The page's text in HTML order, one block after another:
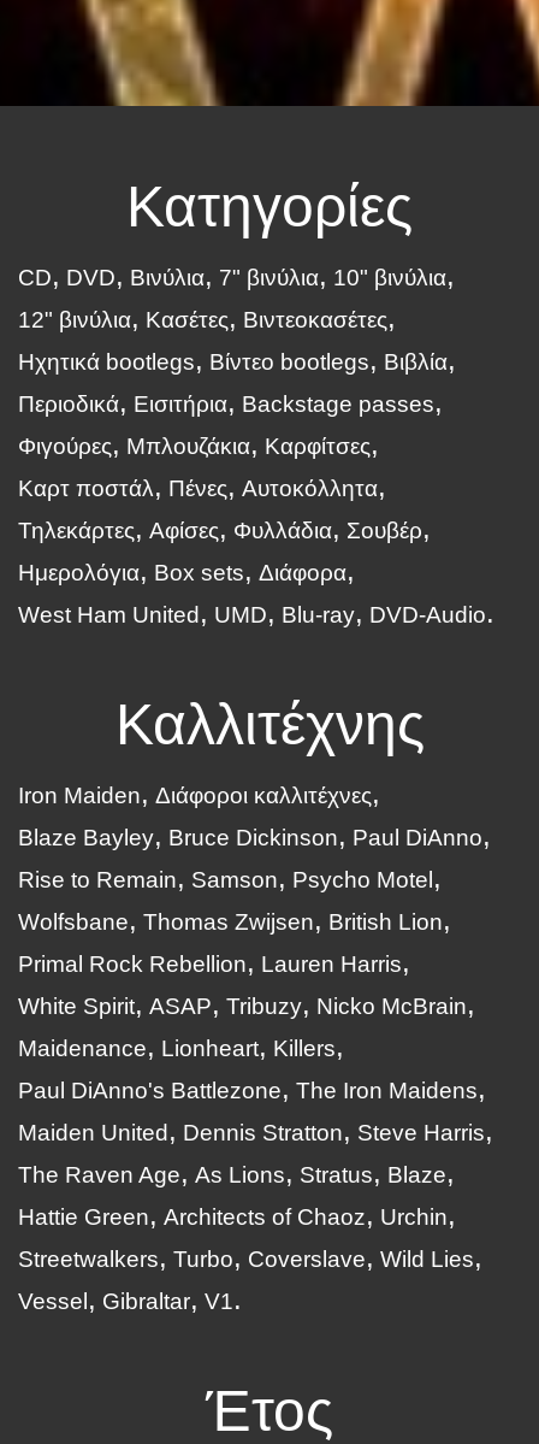
Κατηγορίες
CD DVD Βινύλια 7" βινύλια
10" βινύλια
12" βινύλια
Κασέτες
Βιντεοκασέτες
Ηχητικά bootlegs
Βίντεο bootlegs
Βιβλία
Περιοδικά
Εισιτήρια
Backstage passes
Φιγούρες
Μπλουζάκια
Καρφίτσες
Καρτ ποστάλ
Πένες
Αυτοκόλλητα
Τηλεκάρτες
Αφίσες Φυλλάδια
Σουβέρ
Ημερολόγια
Box sets
Διάφορα
West Ham United
UMD Blu-ray DVD-Audio
Καλλιτέχνης
Iron Maiden
Διάφοροι καλλιτέχνες
Blaze Bayley
Bruce Dickinson
Paul DiAnno
Rise to Remain
Samson
Psycho Motel
Wolfsbane
Thomas Zwijsen
British Lion
Primal Rock Rebellion
Lauren Harris
White Spirit ASAP Tribuzy
Nicko McBrain
Maidenance
Lionheart
Killers
Paul DiAnno's Battlezone
The Iron Maidens
Maiden United
Dennis Stratton
Steve Harris
The Raven Age
As Lions Stratus
Blaze
Hattie Green
Architects of Chaoz
Urchin
Streetwalkers
Turbo Coverslave
Wild Lies
Vessel
Gibraltar V1
Έτος